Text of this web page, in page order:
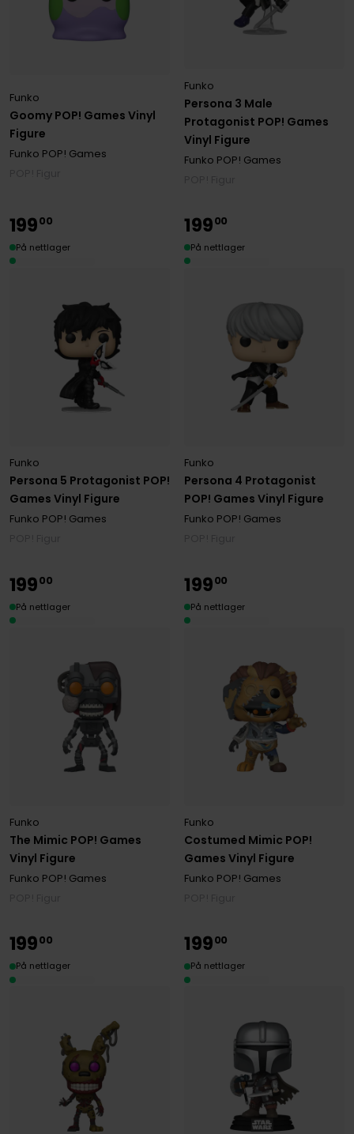
Goomy POP! Games Vinyl
Figure
Funko
Funko POP! Games
Persona 3 Male
Protagonist POP! Games
Vinyl Figure
Funko
Funko POP! Games
Persona 5 Protagonist POP!
Games Vinyl Figure
Funko
Funko POP! Games
19900
På nettlager
Persona 4 Protagonist
POP! Games Vinyl Figure
Funko
Funko POP! Games
19900
På nettlager
The Mimic POP! Games
Vinyl Figure
Funko
Funko POP! Games
19900
På nettlager
Costumed Mimic POP!
Games Vinyl Figure
Funko
Funko POP! Games
19900
På nettlager
19900
På nettlager
19900
På nettlager